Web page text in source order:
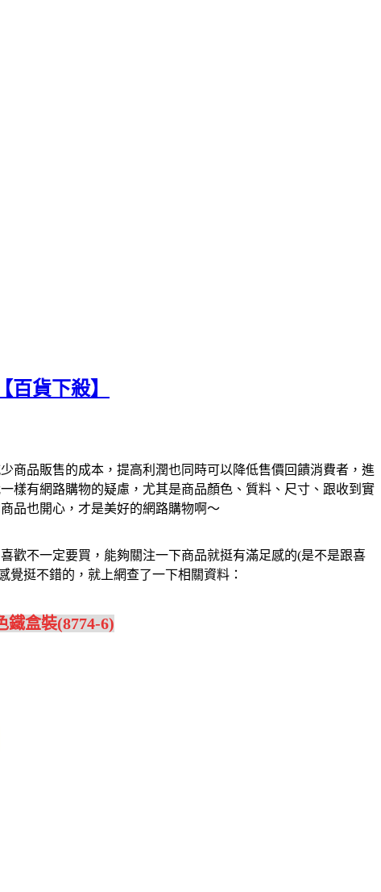
貨下殺】
商品販售的成本，提高利潤也同時可以降低售價回饋消費者，進
樣有網路購物的疑慮，尤其是商品顏色、質料、尺寸、跟收到實
品也開心，才是美好的網路購物啊～
歡不一定要買，能夠關注一下商品就挺有滿足感的(是不是跟喜
覺挺不錯的，就上網查了一下相關資料：
鐵盒裝(8774-6)